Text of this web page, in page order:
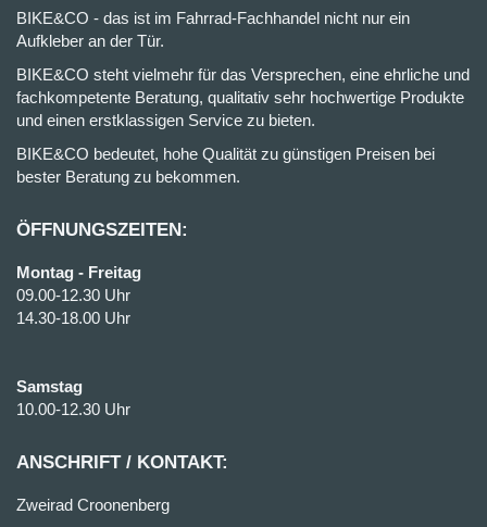
BIKE&CO - das ist im Fahrrad-Fachhandel nicht nur ein
Aufkleber an der Tür.
BIKE&CO steht vielmehr für das Versprechen, eine ehrliche und
fachkompetente Beratung, qualitativ sehr hochwertige Produkte
und einen erstklassigen Service zu bieten.
BIKE&CO bedeutet, hohe Qualität zu günstigen Preisen bei
bester Beratung zu bekommen.
ÖFFNUNGSZEITEN:
Montag - Freitag
09.00-12.30 Uhr
14.30-18.00 Uhr
Samstag
10.00-12.30 Uhr
ANSCHRIFT / KONTAKT:
Zweirad Croonenberg